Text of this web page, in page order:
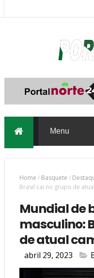
Home / Basquete /
Brasil cai no grupo de
Mundial de
masculino:
de atual
abril 29, 2023